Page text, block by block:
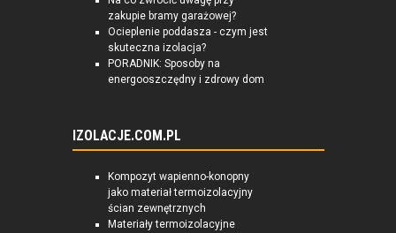
zakupie bramy garażowej?
Ocieplenie poddasza - czym jest
skuteczna izolacja?
PORADNIK: Sposoby na
energooszczędny i zdrowy dom
IZOLACJE.COM.PL
Kompozyt wapienno-konopny
jako materiał termoizolacyjny
ścian zewnętrznych
Materiały termoizolacyjne